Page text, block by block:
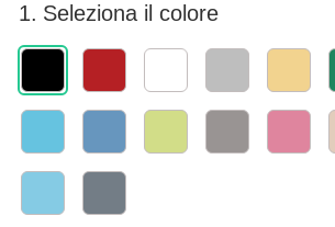
1. Seleziona il colore